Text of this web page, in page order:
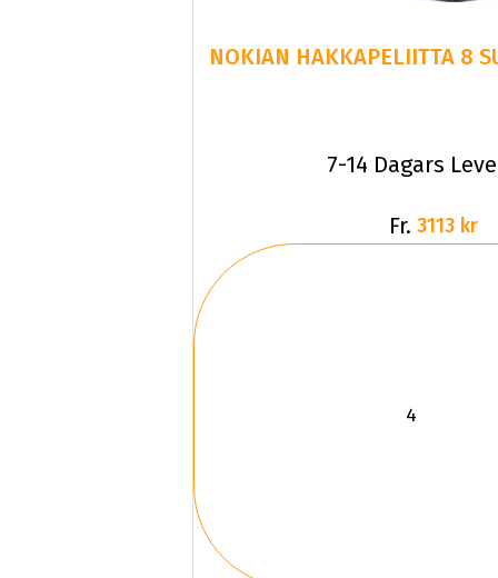
NOKIAN HAKKAPELIITTA 8
7-14 Dagars
Fr. 3113 kr